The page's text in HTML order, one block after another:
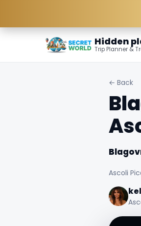
Hidden
Trip Planner &
← Back
Ascoli